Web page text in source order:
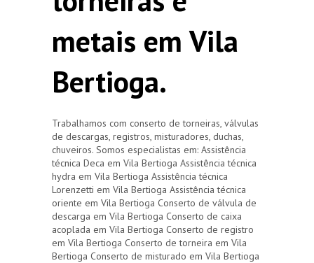
metais em Vila
Bertioga.
Trabalhamos com conserto de torneiras, válvulas
de descargas, registros, misturadores, duchas,
chuveiros. Somos especialistas em: Assistência
técnica Deca em Vila Bertioga Assistência técnica
hydra em Vila Bertioga Assistência técnica
Lorenzetti em Vila Bertioga Assistência técnica
oriente em Vila Bertioga Conserto de válvula de
descarga em Vila Bertioga Conserto de caixa
acoplada em Vila Bertioga Conserto de registro
em Vila Bertioga Conserto de torneira em Vila
Bertioga Conserto de misturado em Vila Bertioga